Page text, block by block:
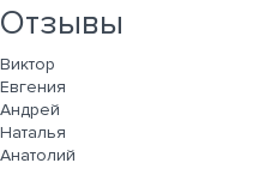
Отзывы
Виктор
Евгения
Андрей
Наталья
Анатолий